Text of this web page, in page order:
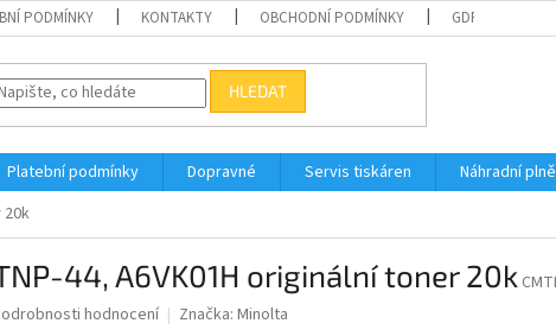
PODMÍNKY KONTAKTY OBCHODNÍ PODMÍNKY GDPR
HLEDAT
Platební podmínky Dopravné Servis tiskáren Náhradní
20k
44, A6VK01H originální toner 20k
hodnocení Značka: Minolta